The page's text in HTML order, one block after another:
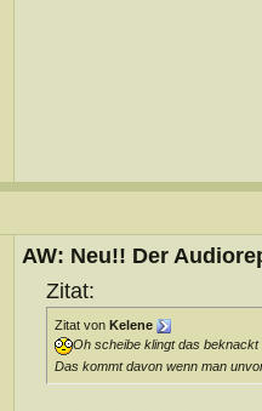
AW: Neu!! Der
Zitat:
Zitat von Kelene
Oh scheibe klingt das beknackt
Das kommt davon wenn man